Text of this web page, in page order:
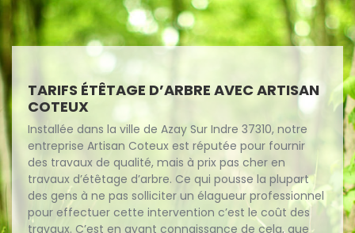
TARIFS ÉTÊTAGE D’ARBRE AVEC ARTISAN
COTEUX
Installée dans la ville de Azay Sur Indre 37310, notre
entreprise Artisan Coteux est réputée pour fournir
des travaux de qualité, mais à prix pas cher en
travaux d’étêtage d’arbre. Ce qui pousse la plupart
des gens à ne pas solliciter un élagueur professionnel
pour effectuer cette intervention c’est le coût des
travaux. C’est en ayant connaissance de cela, que